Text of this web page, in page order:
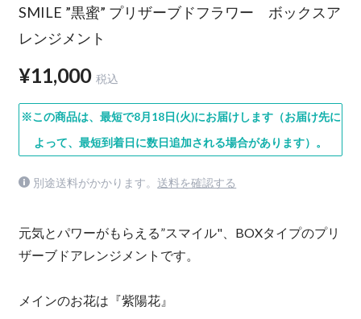
SMILE ”黒蜜” プリザーブドフラワー ボックスア
レンジメント
¥11,000 税込
※この商品は、最短で8月18日(火)にお届けします（お届け先に
よって、最短到着日に数日追加される場合があります）。
別途送料がかかります。 送料を確認する
元気とパワーがもらえる”スマイル"、BOXタイプのプリ
ザーブドアレンジメントです。
メインのお花は『紫陽花』